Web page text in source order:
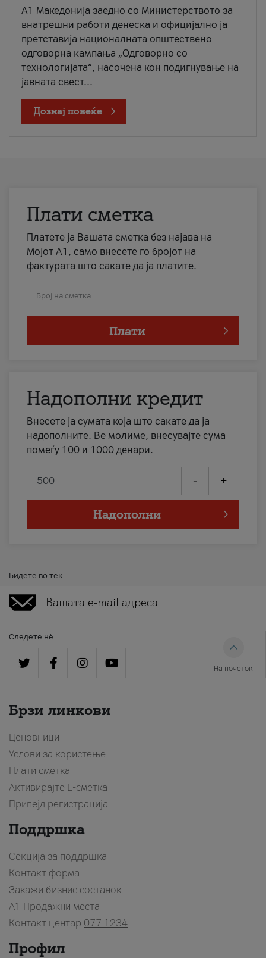
A1 Македонија заедно со Министерството за
внатрешни работи денеска и официјално ја
претставија националната општествено
одговорна кампања „Одговорно со
технологијата“, насочена кон подигнување на
јавната свест...
Дознај повеќе
Плати сметка
Платете ја Вашата сметка без најава на
Мојот А1, само внесете го бројот на
фактурата што сакате да ја платите.
Број на сметка
Плати
Надополни кредит
Внесете ја сумата која што сакате да ја
надополните. Ве молиме, внесувајте сума
помеѓу 100 и 1000 денари.
- +
Надополни
Бидете во тек
Следете нè
На почеток
Брзи линкови
Ценовници
Услови за користење
Плати сметка
Активирајте Е-сметка
Припејд регистрација
Поддршка
Секција за поддршка
Контакт форма
Закажи бизнис состанок
A1 Продажни места
Контакт центар 077 1234
Профил